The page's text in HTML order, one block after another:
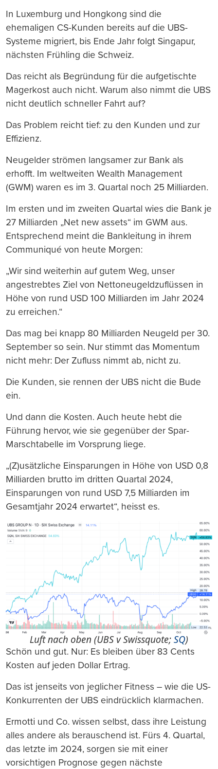
In Luxemburg und Hongkong sind die
ehemaligen CS-Kunden bereits auf die UBS-
Systeme migriert, bis Ende Jahr folgt Singapur,
nächsten Frühling die Schweiz.
Das reicht als Begründung für die aufgetischte
Magerkost auch nicht. Warum also nimmt die UBS
nicht deutlich schneller Fahrt auf?
Das Problem reicht tief: zu den Kunden und zur
Effizienz.
Neugelder strömen langsamer zur Bank als
erhofft. Im weltweiten Wealth Management
(GWM) waren es im 3. Quartal noch 25 Milliarden.
Im ersten und im zweiten Quartal wies die Bank je
27 Milliarden „Net new assets“ im GWM aus.
Entsprechend meint die Bankleitung in ihrem
Communiqué von heute Morgen:
„Wir sind weiterhin auf gutem Weg, unser
angestrebtes Ziel von Nettoneugeldzuflüssen in
Höhe von rund USD 100 Milliarden im Jahr 2024
zu erreichen.“
Das mag bei knapp 80 Milliarden Neugeld per 30.
September so sein. Nur stimmt das Momentum
nicht mehr: Der Zufluss nimmt ab, nicht zu.
Die Kunden, sie rennen der UBS nicht die Bude
ein.
Und dann die Kosten. Auch heute hebt die
Führung hervor, wie sie gegenüber der Spar-
Marschtabelle im Vorsprung liege.
„(Z)usätzliche Einsparungen in Höhe von USD 0,8
Milliarden brutto im dritten Quartal 2024,
Einsparungen von rund USD 7,5 Milliarden im
Gesamtjahr 2024 erwartet“, heisst es.
Luft nach oben (UBS v Swissquote;SQ)
Schön und gut. Nur: Es bleiben über 83 Cents
Kosten auf jeden Dollar Ertrag.
Das ist jenseits von jeglicher Fitness – wie die US-
Konkurrenten der UBS eindrücklich klarmachen.
Ermotti und Co. wissen selbst, dass ihre Leistung
alles andere als berauschend ist. Fürs 4. Quartal,
das letzte im 2024, sorgen sie mit einer
vorsichtigen Prognose gegen nächste